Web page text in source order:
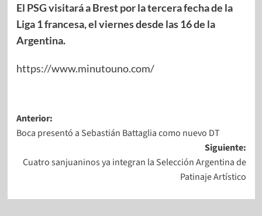
El PSG visitará a Brest por la tercera fecha de la
Liga 1 francesa, el viernes desde las 16 de la
Argentina.
https://www.minutouno.com/
Anterior:
Boca presentó a Sebastián Battaglia como nuevo DT
Siguiente:
Cuatro sanjuaninos ya integran la Selección Argentina de
Patinaje Artístico